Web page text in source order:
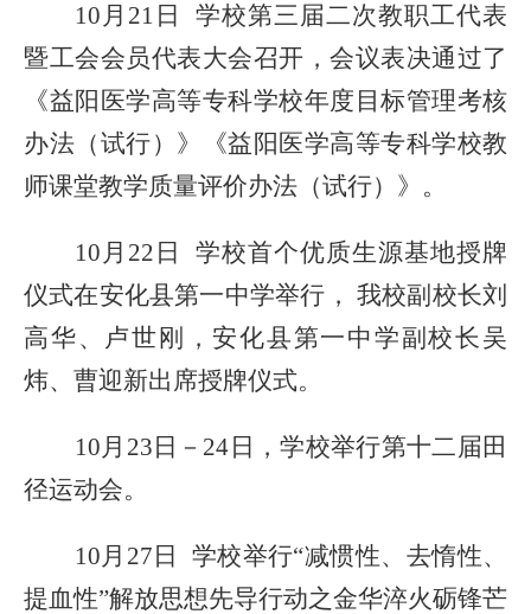
10月21日 学校第三届二次教职工代表
暨工会会员代表大会召开，会议表决通过了
《益阳医学高等专科学校年度目标管理考核
办法（试行）》《益阳医学高等专科学校教
师课堂教学质量评价办法（试行）》。
10月22日 学校首个优质生源基地授牌
仪式在安化县第一中学举行， 我校副校长刘
高华、卢世刚，安化县第一中学副校长吴
炜、曹迎新出席授牌仪式。
10月23 日－ 24日，学校举行第十二届田
径运动会。
10月27日 学校举行“减惯性、去惰性、
提血性”解放思想先导行动之金华淬火砺锋芒